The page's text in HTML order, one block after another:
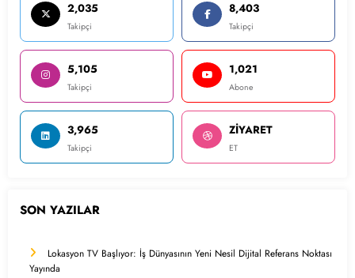
2,035
Takipçi
8,403
Takipçi
5,105
Takipçi
1,021
Abone
3,965
Takipçi
ZİYARET
ET
SON YAZILAR
Lokasyon TV Başlıyor: İş Dünyasının Yeni Nesil Dijital Referans Noktası
Yayında